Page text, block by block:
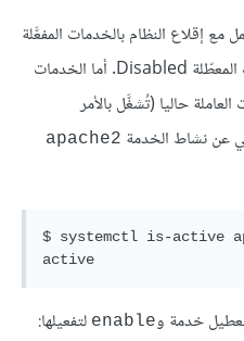
مع إقلاع النظام بالخدمات المفعَّلة
Enabled، وعكسُها الخدمات المعطّلة Disabled. أما الخدمات
عن نشاط الخدمة apache2
$ systemctl is-active
active
خدمة وenable لتفعيلها: